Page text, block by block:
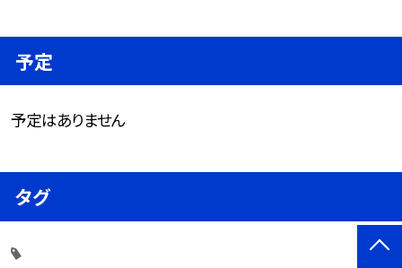
予定
予定はありません
タグ